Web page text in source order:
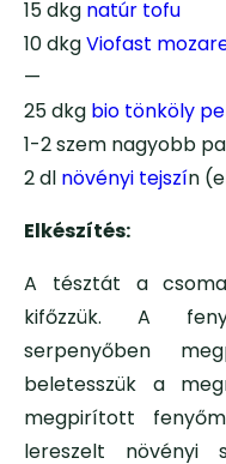
15 dkg natúr tofu
10 dkgViofast
—
25 dkg bio tönköly
1-2 szem nagyobb
2 dl növényi tejszín
Elkészítés:
A tésztát a
kifőzzük. A
serpenyőben
beletesszük a
megpirított
lereszelt növényi